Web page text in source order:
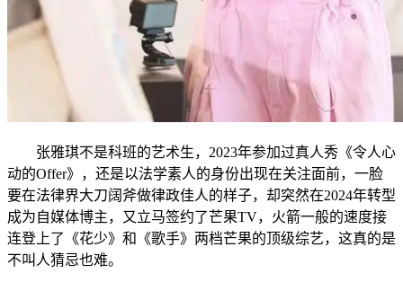
张雅琪不是科班的艺术生，2023年参加过真人秀《令人心
动的Offer》，还是以法学素人的身份出现在关注面前，一脸
要在法律界大刀阔斧做律政佳人的样子，却突然在2024年转型
成为自媒体博主，又立马签约了芒果TV，火箭一般的速度接
连登上了《花少》和《歌手》两档芒果的顶级综艺，这真的是
不叫人猜忌也难。